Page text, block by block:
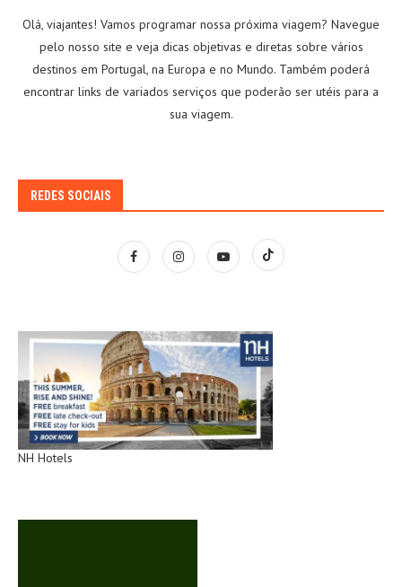
Olá, viajantes! Vamos programar nossa próxima viagem? Navegue
pelo nosso site e veja dicas objetivas e diretas sobre vários
destinos em Portugal, na Europa e no Mundo. Também poderá
encontrar links de variados serviços que poderão ser utéis para a
sua viagem.
REDES SOCIAIS
NH Hotels